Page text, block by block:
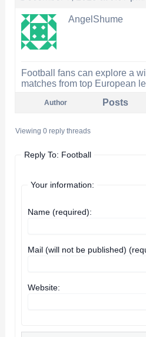
AngelShume
Football fans can explore a
matches from top European
Author Posts
Viewing 0 reply threads
Reply To: Football
Your information:
Name (required):
Mail (will not be published)
Website: